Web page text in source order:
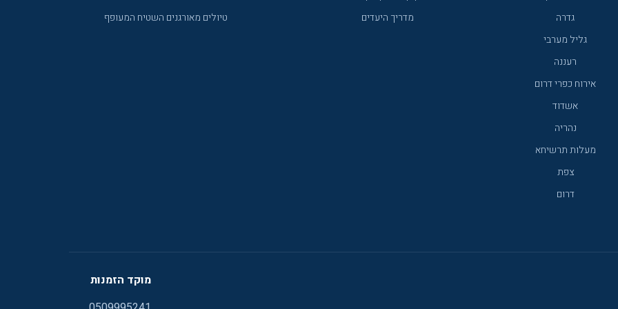
פעם. מלון מילוס ים
מספק חוויה מפנקת
גדרה
גליל מערבי
רעננה
אירוח כפרי דרום
אשדוד
נהריה
מעלות תרשיחא
צפת
דרום
מדריך היעדים
טיולים מאורגנים השטיח המעופף
מוקד הזמנות